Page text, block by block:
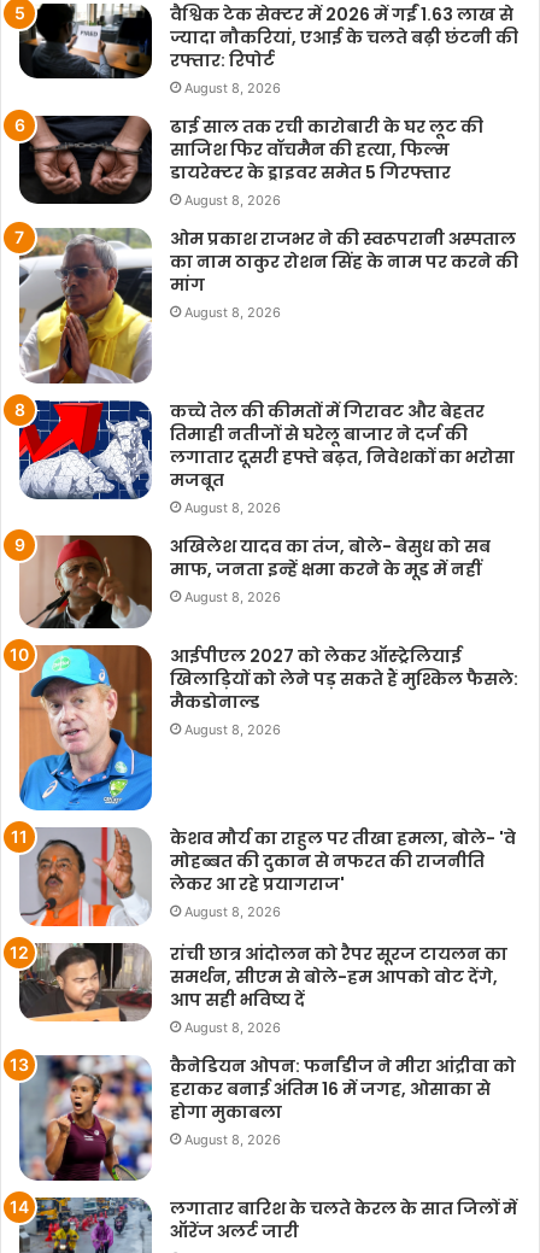
वैश्विक टेक सेक्टर में 2026 में गईं 1.63 लाख से
ज्यादा नौकरियां, एआई के चलते बढ़ी छंटनी की
रफ्तार: रिपोर्ट
August 8, 2026
ढाई साल तक रची कारोबारी के घर लूट की
साजिश फिर वॉचमैन की हत्या, फिल्म
डायरेक्टर के ड्राइवर समेत 5 गिरफ्तार
August 8, 2026
ओम प्रकाश राजभर ने की स्वरूपरानी अस्पताल
का नाम ठाकुर रोशन सिंह के नाम पर करने की
मांग
August 8, 2026
कच्चे तेल की कीमतों में गिरावट और बेहतर
तिमाही नतीजों से घरेलू बाजार ने दर्ज की
लगातार दूसरी हफ्ते बढ़त, निवेशकों का भरोसा
मजबूत
August 8, 2026
अखिलेश यादव का तंज, बोले- बेसुध को सब
माफ, जनता इन्हें क्षमा करने के मूड में नहीं
August 8, 2026
आईपीएल 2027 को लेकर ऑस्ट्रेलियाई
खिलाड़ियों को लेने पड़ सकते हैं मुश्किल फैसले:
मैकडोनाल्ड
August 8, 2026
केशव मौर्य का राहुल पर तीखा हमला, बोले- 'वे
मोहब्बत की दुकान से नफरत की राजनीति
लेकर आ रहे प्रयागराज'
August 8, 2026
रांची छात्र आंदोलन को रैपर सूरज टायलन का
समर्थन, सीएम से बोले-हम आपको वोट देंगे,
आप सही भविष्य दें
August 8, 2026
कैनेडियन ओपन: फर्नांडीज ने मीरा आंद्रीवा को
हराकर बनाई अंतिम 16 में जगह, ओसाका से
होगा मुकाबला
August 8, 2026
लगातार बारिश के चलते केरल के सात जिलों में
ऑरेंज अलर्ट जारी